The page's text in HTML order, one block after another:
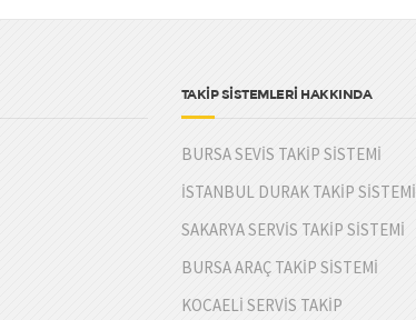
TAKİP SİSTEMLERİ HAKKINDA
BURSA SEVİS TAKİP SİSTEMİ
İSTANBUL DURAK TAKİP SİSTEMİ
SAKARYA SERVİS TAKİP SİSTEMİ
BURSA ARAÇ TAKİP SİSTEMİ
KOCAELİ SERVİS TAKİP